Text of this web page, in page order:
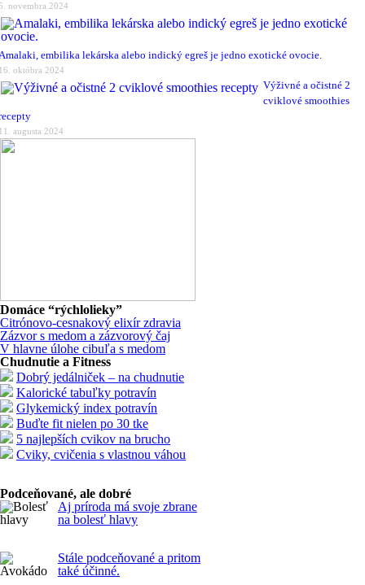
novembra 2024
embilika lekárska alebo indický egreš je jedno exotické ovocie.
októbra 2024
Výživné a očistné 2
cviklové smoothies
augusta 2024
Domáce “rýchlolieky”
Citrónovo-cesnakový elixír zdravia
Zázvor s medom a zázvorový čaj
V hlavne úlohe cibuľa s medom
Chudnutie a Fitness
Dobrý jedálniček – na chudnutie
Kalorické tabuľky potravín
Glykemický index potravín
Buďte fit nielen po 30 tke
5 najlepších cvikov na brucho
Cviky, cvičenia s vlastnou váhou
Podceňované, ale dobré
Aj príroda má svoje zbrane
na bolesť hlavy
Stále podceňované a pritom
také účinné.